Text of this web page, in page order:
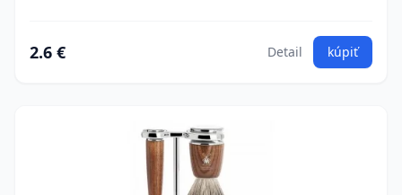
2.6 € Detail kúpiť